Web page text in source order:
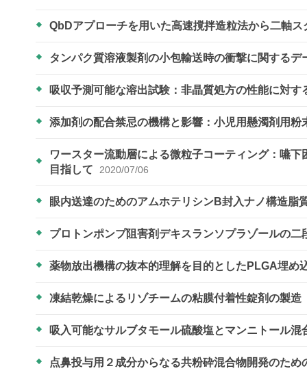
QbDアプローチを用いた高速撹拌造粒法から二軸
タンパク質溶液製剤の小包輸送時の衝撃に関するデ
吸収予測可能な溶出試験：非晶質処方の性能に対
添加剤の配合禁忌の機構と影響：小児用懸濁剤用
ワースター流動層による微粒子コーティング：嚥
目指して
2020/07/06
眼内送達のためのアムホテリシンB封入ナノ構造脂
プロトンポンプ阻害剤デキスランソプラゾールの
薬物放出機構の抜本的理解を目的としたPLGA埋め
凍結乾燥によるリゾチームの粘膜付着性錠剤の製造
吸入可能なサルブタモール硫酸塩とマンニトール
点鼻投与用２成分からなる共粉砕混合物開発のた